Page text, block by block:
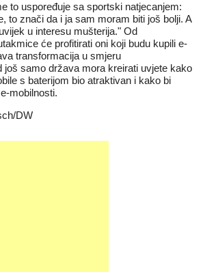
to uspoređuje sa sportski natjecanjem:
to znači da i ja sam moram biti još bolji. A
u interesu mušterija." Od
će profitirati oni koji budu kupili e-
transformacija u smjeru
još samo država mora kreirati uvjete kako
s baterijom bio atraktivan i kako bi
mobilnosti.
DW